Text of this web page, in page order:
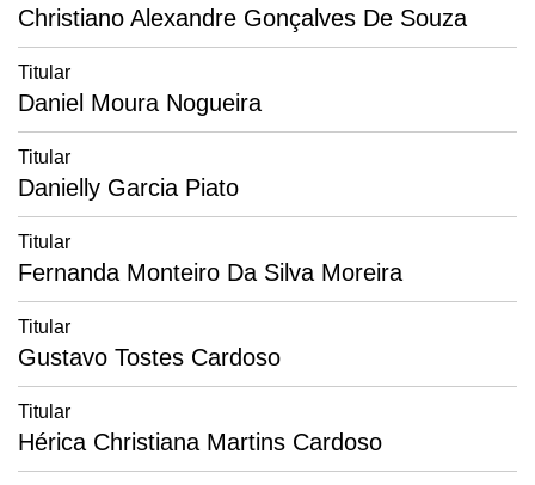
Christiano Alexandre Gonçalves De Souza
Titular
Daniel Moura Nogueira
Titular
Danielly Garcia Piato
Titular
Fernanda Monteiro Da Silva Moreira
Titular
Gustavo Tostes Cardoso
Titular
Hérica Christiana Martins Cardoso